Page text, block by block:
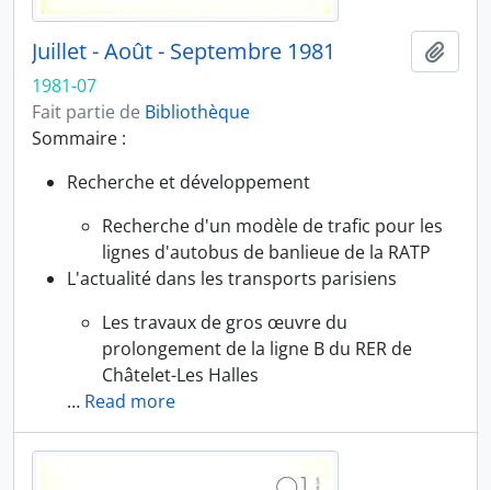
Juillet - Août - Septembre 1981
1981-07
Fait partie de Bibliothèque
Sommaire :
Recherche et développement
Recherche d'un modèle de trafic pour les
lignes d'autobus de banlieue de la RATP
L'actualité dans les transports parisiens
Les travaux de gros œuvre du
prolongement de la ligne B du RER de
Châtelet-Les Halles
… Read more